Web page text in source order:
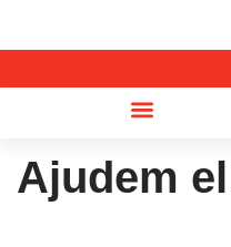
Ajudem